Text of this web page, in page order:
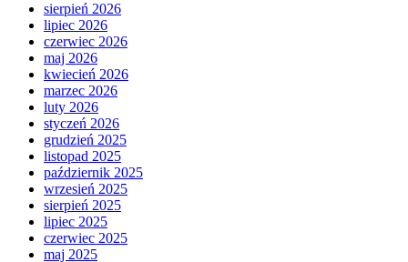
sierpień 2026
lipiec 2026
czerwiec 2026
maj 2026
kwiecień 2026
marzec 2026
luty 2026
styczeń 2026
grudzień 2025
listopad 2025
październik 2025
wrzesień 2025
sierpień 2025
lipiec 2025
czerwiec 2025
maj 2025